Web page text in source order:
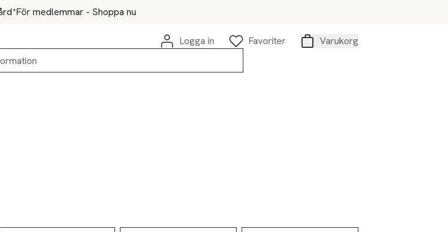
För medlemmar - Shoppa nu
Logga in
Favoriter
Varukorg